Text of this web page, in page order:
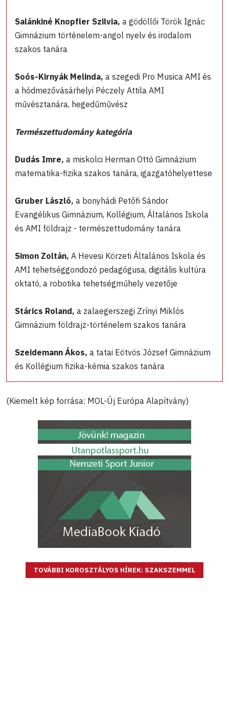
Salánkiné Knopfler Szilvia, a gödöllői Török Ignác
Gimnázium történelem-angol nyelv és irodalom
szakos tanára
Soós-Kirnyák Melinda, a szegedi Pro Musica AMI és
a hódmezővásárhelyi Péczely Attila AMI
művésztanára, hegedűművész
Természettudomány kategória
Dudás Imre, a miskolci Herman Ottó Gimnázium
matematika-fizika szakos tanára, igazgatóhelyettese
Gruber László, a bonyhádi Petőfi Sándor
Evangélikus Gimnázium, Kollégium, Általános Iskola
és AMI földrajz - természettudomány tanára
Simon Zoltán, A Hevesi Körzeti Általános Iskola és
AMI tehetséggondozó pedagógusa, digitális kultúra
oktató, a robotika tehetségműhely vezetője
Stárics Roland, a zalaegerszegi Zrínyi Miklós
Gimnázium földrajz-történelem szakos tanára
Szeidemann Ákos, a tatai Eötvös József Gimnázium
és Kollégium fizika-kémia szakos tanára
(Kiemelt kép forrása: MOL-Új Európa Alapítvány)
TOVÁBBI KOROSZTÁLYOS HÍREK: SZAKSZEMMEL